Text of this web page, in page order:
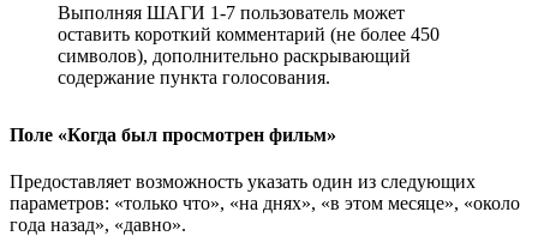
Выполняя ШАГИ 1-7 пользователь может
оставить короткий комментарий (не более 450
символов), дополнительно раскрывающий
содержание пункта голосования.
Поле «Когда был просмотрен фильм»
Предоставляет возможность указать один из следующих
параметров: «только что», «на днях», «в этом месяце», «около
года назад», «давно».